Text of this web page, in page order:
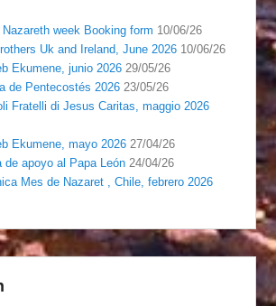
week Booking form 10/06/26
Uk and Ireland, June 2026 10/06/26
Ekumene, junio 2026 29/05/26
de Pentecostés 2026 23/05/26
Fratelli di Jesus Caritas, maggio 2026
Ekumene, mayo 2026 27/04/26
de apoyo al Papa León 24/04/26
Mes de Nazaret , Chile, febrero 2026